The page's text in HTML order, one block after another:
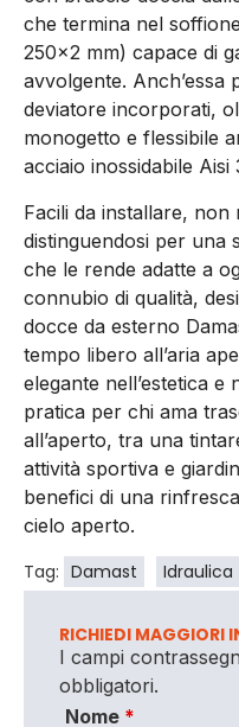
che termina nel
250×2 mm) capace di
avvolgente. Anch’essa
deviatore incorporati,
monogetto e flessibile
acciaio inossidabile Aisi
Facili da installare,
distinguendosi per una
che le rende adatte a
connubio di qualità,
docce da esterno
tempo libero all’aria
elegante nell’estetica
pratica per chi ama
all’aperto, tra una
attività sportiva e
benefici di una
cielo aperto.
Tag: Damast Idraulica
RICHIEDI MAGGIORI
I campi
obbligatori.
Nome *